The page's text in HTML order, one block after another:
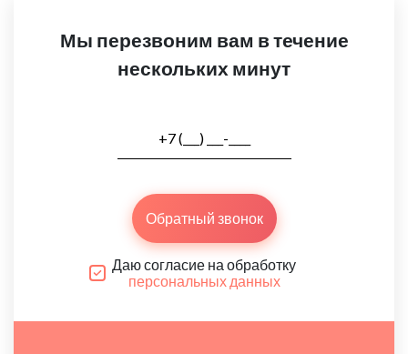
Мы перезвоним вам в течение
нескольких минут
Обратный звонок
Даю согласие на обработку
персональных данных